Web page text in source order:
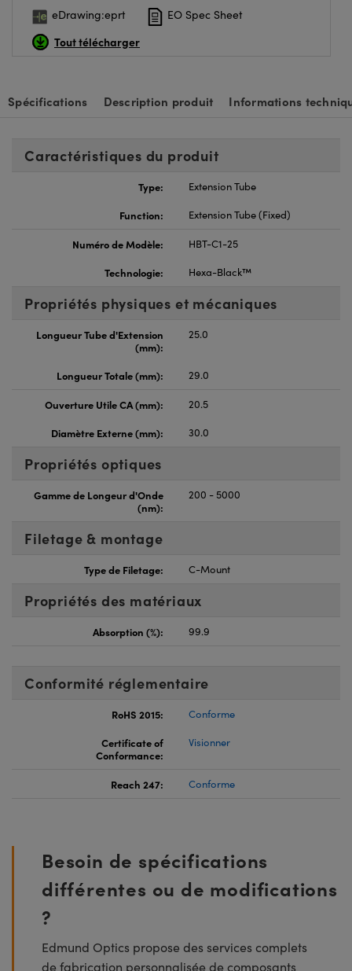
eDrawing:eprt
EO Spec Sheet
Tout télécharger
Spécifications Description produit Informations
Caractéristiques du produit
Type:
Extension Tube
Function:
Extension Tube (Fixed)
Numéro de Modèle:
HBT-C1-25
Technologie:
Hexa-Black™
Propriétés physiques et mécaniques
Longueur Tube d'Extension
(mm):
25.0
Longueur Totale (mm): 29.0
Ouverture Utile CA (mm):
20.5
Diamètre Externe (mm):
30.0
Propriétés optiques
Gamme de Longeur d'Onde
(nm):
200 - 5000
Filetage & montage
Type de Filetage: C-Mount
Propriétés des matériaux
Absorption (%): 99.9
Conformité réglementaire
RoHS 2015:
Conforme
Certificate of
Conformance:
Visionner
Reach 247: Conforme
Besoin de spécifications
différentes ou de modifications
?
Edmund Optics propose des services complets
de fabrication personnalisée de composants